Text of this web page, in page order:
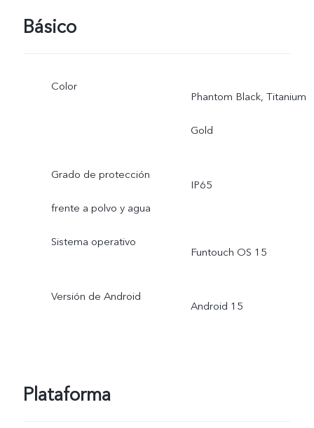
Básico
Color
Phantom Black, Titanium
Gold
Grado de protección
frente a polvo y agua
IP65
Sistema operativo
Funtouch OS 15
Versión de Android
Android 15
Plataforma